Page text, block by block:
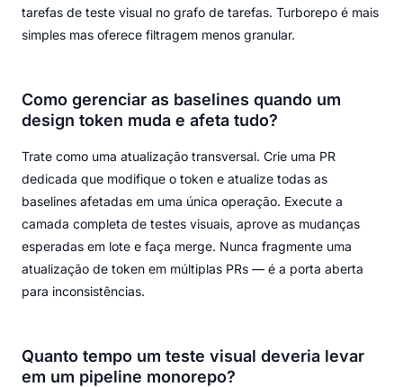
tarefas de teste visual no grafo de tarefas. Turborepo é mais
simples mas oferece filtragem menos granular.
Como gerenciar as baselines quando um
design token muda e afeta tudo?
Trate como uma atualização transversal. Crie uma PR
dedicada que modifique o token e atualize todas as
baselines afetadas em uma única operação. Execute a
camada completa de testes visuais, aprove as mudanças
esperadas em lote e faça merge. Nunca fragmente uma
atualização de token em múltiplas PRs — é a porta aberta
para inconsistências.
Quanto tempo um teste visual deveria levar
em um pipeline monorepo?